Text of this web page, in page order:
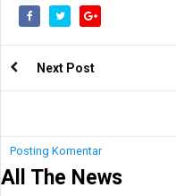
Next Post
Posting Komentar
All The News